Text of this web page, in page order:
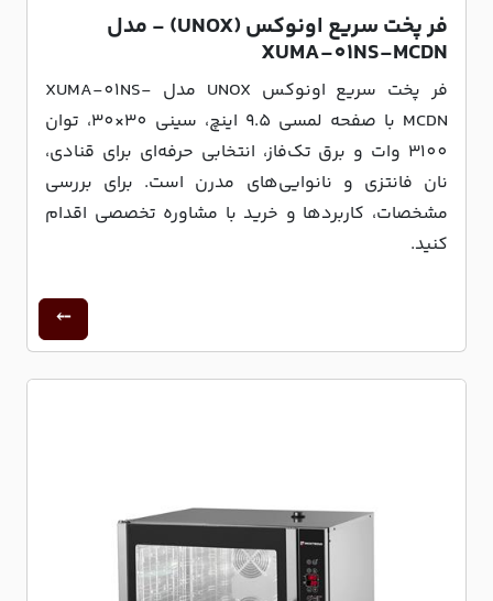
فر پخت سریع اونوکس (UNOX) - مدل
XUMA-01NS-MCDN
فر پخت سریع اونوکس UNOX مدل XUMA-01NS-
MCDN با صفحه لمسی 9.5 اینچ، سینی 30×30، توان
3100 وات و برق تک‌فاز، انتخابی حرفه‌ای برای قنادی،
نان فانتزی و نانوایی‌های مدرن است. برای بررسی
مشخصات، کاربردها و خرید با مشاوره تخصصی اقدام
کنید.